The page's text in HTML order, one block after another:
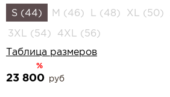
S (44)
M (46) L (48) XL (50)
3XL (54)
4XL (56)
Таблица размеров
%
23 800 руб